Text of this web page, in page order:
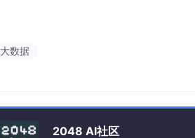
片的数据库中真实存在的物理表。即
1.4绑定表
数据
2048 AI社区